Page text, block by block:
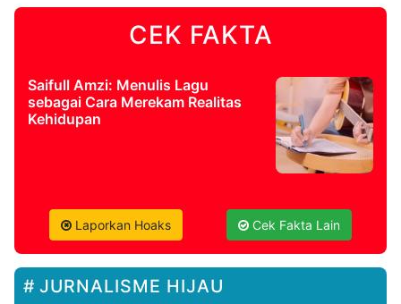
CEK FAKTA
Saifull Amzi: Menulis Lagu
sebagai Cara Merekam Realitas
Kehidupan
Laporkan Hoaks Cek Fakta Lain
JURNALISME HIJAU